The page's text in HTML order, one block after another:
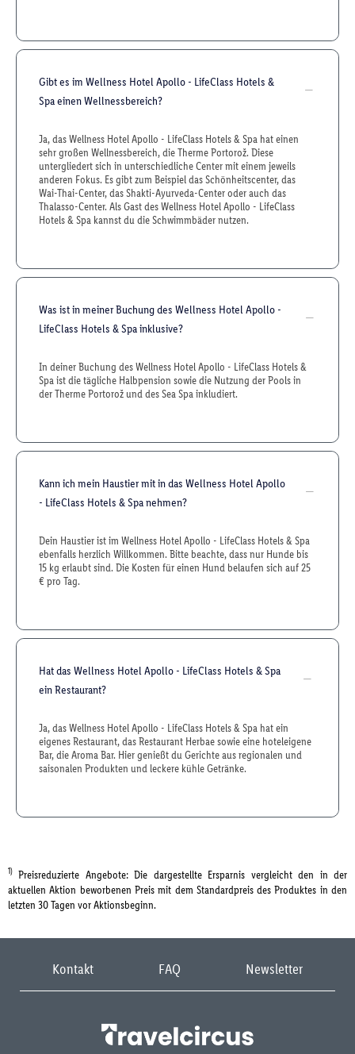
Gibt es im Wellness Hotel Apollo - LifeClass Hotels &
Spa einen Wellnessbereich?
Ja, das Wellness Hotel Apollo - LifeClass Hotels & Spa hat einen
sehr großen Wellnessbereich, die Therme Portorož. Diese
untergliedert sich in unterschiedliche Center mit einem jeweils
anderen Fokus. Es gibt zum Beispiel das Schönheitscenter, das
Wai-Thai-Center, das Shakti-Ayurveda-Center oder auch das
Thalasso-Center. Als Gast des Wellness Hotel Apollo - LifeClass
Hotels & Spa kannst du die Schwimmbäder nutzen.
Was ist in meiner Buchung des Wellness Hotel Apollo -
LifeClass Hotels & Spa inklusive?
In deiner Buchung des Wellness Hotel Apollo - LifeClass Hotels &
Spa ist die tägliche Halbpension sowie die Nutzung der Pools in
der Therme Portorož und des Sea Spa inkludiert.
Kann ich mein Haustier mit in das Wellness Hotel Apollo
- LifeClass Hotels & Spa nehmen?
Dein Haustier ist im Wellness Hotel Apollo - LifeClass Hotels & Spa
ebenfalls herzlich Willkommen. Bitte beachte, dass nur Hunde bis
15 kg erlaubt sind. Die Kosten für einen Hund belaufen sich auf 25
€ pro Tag.
Hat das Wellness Hotel Apollo - LifeClass Hotels & Spa
ein Restaurant?
Ja, das Wellness Hotel Apollo - LifeClass Hotels & Spa hat ein
eigenes Restaurant, das Restaurant Herbae sowie eine hoteleigene
Bar, die Aroma Bar. Hier genießt du Gerichte aus regionalen und
saisonalen Produkten und leckere kühle Getränke.
1) Preisreduzierte Angebote: Die dargestellte Ersparnis vergleicht den in der
aktuellen Aktion beworbenen Preis mit dem Standardpreis des Produktes in den
letzten 30 Tagen vor Aktionsbeginn.
Kontakt FAQ Newsletter